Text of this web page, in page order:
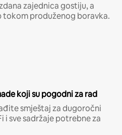
zajednica gostiju, a
tokom produženog boravka.
koji su pogodni za rad
smještaj za dugoročni
i sve sadržaje potrebne za